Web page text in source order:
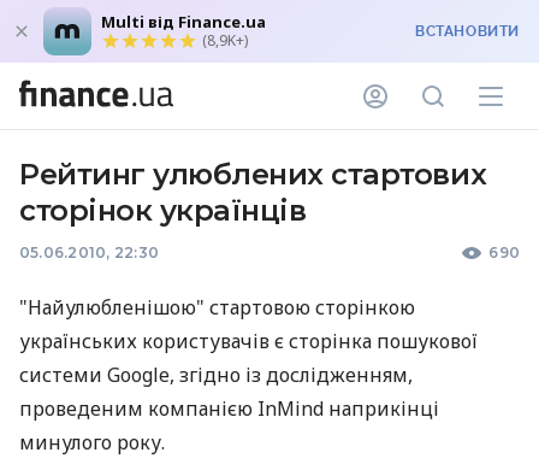
Multi від Finance.ua
(8,9K+) ВСТАНОВИТИ
Рейтинг улюблених стартових
сторінок українців
05.06.2010, 22:30 690
"Найулюбленішою" стартовою сторінкою
українських користувачів є сторінка пошукової
системи Google, згідно із дослідженням,
проведеним компанією InMind наприкінці
минулого року.